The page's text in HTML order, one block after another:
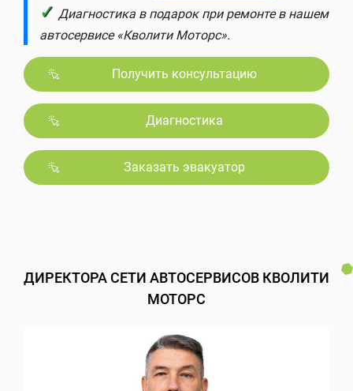
✓ Диагностика в подарок при ремонте в нашем
автосервисе «Кволити Моторс».
Получить консультацию
Диагностика
Заказать эвакуатор
ДИРЕКТОРА СЕТИ АВТОСЕРВИСОВ КВОЛИТИ
МОТОРС